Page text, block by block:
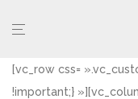
[vc_row css=
!important;}